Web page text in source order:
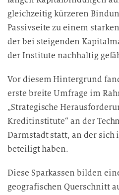
gleichzeitig kürzeren
Passivseite zu einem
der bei steigenden
der Institute nachhaltig
Vor diesem Hintergrund
erste breite Umfrage im
„Strategische
Kreditinstitute“ an der
Darmstadt statt, an der sich
beteiligt haben.
Diese Sparkassen bilden
geografischen Querschnitt